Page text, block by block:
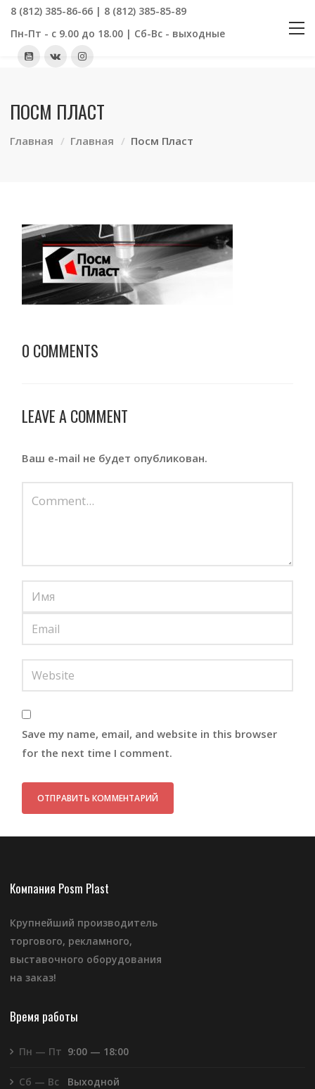
8 (812) 385-86-66 | 8 (812) 385-85-89
Пн-Пт - с 9.00 до 18.00 | Сб-Вс - выходные
ПОСМ ПЛАСТ
Главная Главная Посм Пласт
0 COMMENTS
LEAVE A COMMENT
Ваш e-mail не будет опубликован.
Save my name, email, and website in this browser
for the next time I comment.
Компания Posm Plast
Крупнейший производитель
торгового, рекламного,
выставочного оборудования
на заказ!
Время работы
Пн — Пт 9:00 — 18:00
Сб — Вс Выходной